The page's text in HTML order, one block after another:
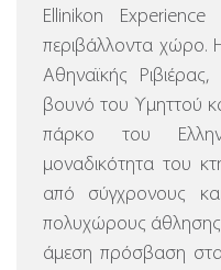
Ellinikon
περιβάλλοντα χώρο.
Αθηναϊκής
βουνό του Υμηττού
πάρκο του
μοναδικότητα του
από σύγχρονους
πολυχώρους
άμεση πρόσβαση